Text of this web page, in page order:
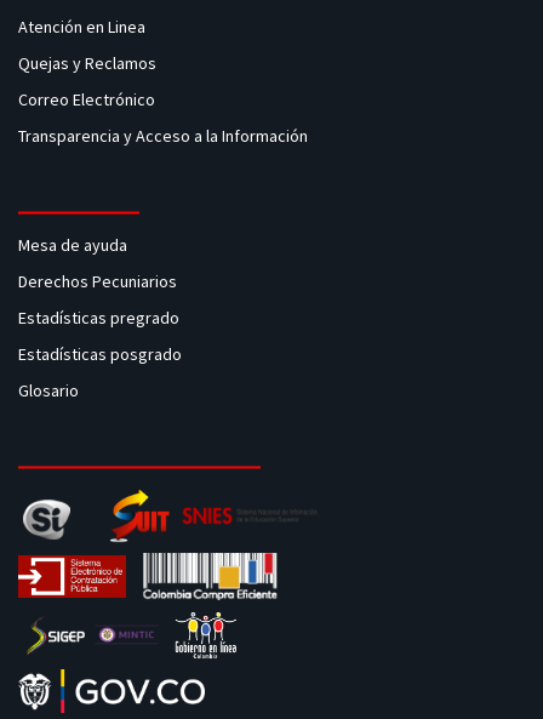
búsqueda, le devolverá resultados que contengan la frase exacta
"esto y eso".
los resultados de búsqueda también se pueden filtrar con una
variedad de criterios. Seleccione uno o más filtros de entre los que
Buscar por Autor
Buscar por Idioma
Atención en Linea
Quejas y Reclamos
Correo Electrónico
Transparencia y Acceso a la Información
Mesa de ayuda
Derechos Pecuniarios
Estadísticas pregrado
Estadísticas posgrado
Glosario